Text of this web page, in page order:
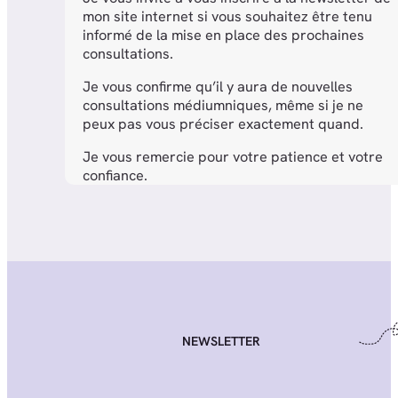
mon site internet si vous souhaitez être tenu
informé de la mise en place des prochaines
consultations.
Je vous confirme qu’il y aura de nouvelles
consultations médiumniques, même si je ne
peux pas vous préciser exactement quand.
Je vous remercie pour votre patience et votre
confiance.
NEWSLETTER